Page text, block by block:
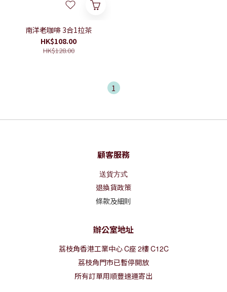
南洋老咖啡 3合1拉茶
HK$108.00
HK$128.00
1
顧客服務
送貨方式
退換貨政策
條款及細則
辦公室地址
荔枝角香港工業中心C座2樓C12C
荔枝角門市已暫停開放
所有訂單用順豐速運寄出